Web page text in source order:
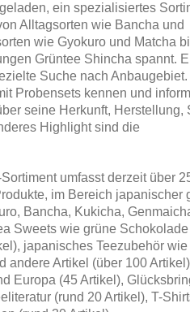
ein spezialisiertes
Alltagsorten wie Bancha und
wie Gyokuro und Matcha
Grüntee Shincha spannt.
Suche nach Anbaugebiet.
Probensets kennen und
seine Herkunft, Herstellung,
Highlight sind die
umfasst derzeit über
im Bereich japanischer
Bancha, Kukicha,
Sweets wie grüne
japanisches Teezubehör wie
andere Artikel (über 100
Europa (45 Artikel),
(rund 20 Artikel), T-